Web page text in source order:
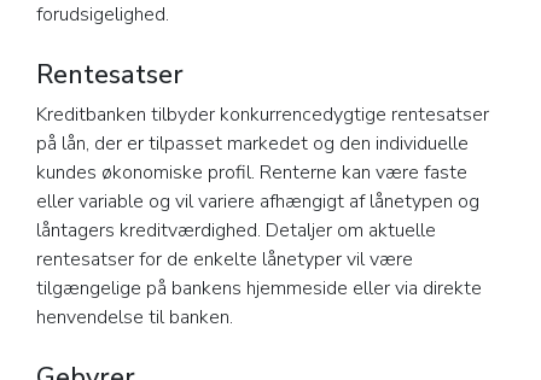
forudsigelighed.
Rentesatser
Kreditbanken tilbyder konkurrencedygtige rentesatser
på lån, der er tilpasset markedet og den individuelle
kundes økonomiske profil. Renterne kan være faste
eller variable og vil variere afhængigt af lånetypen og
låntagers kreditværdighed. Detaljer om aktuelle
rentesatser for de enkelte lånetyper vil være
tilgængelige på bankens hjemmeside eller via direkte
henvendelse til banken.